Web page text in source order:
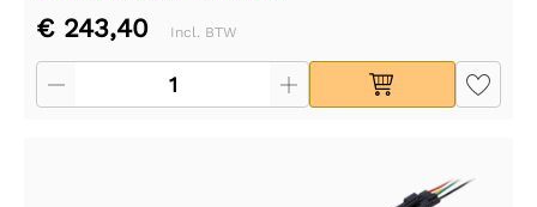
€ 243,40 Incl. BTW